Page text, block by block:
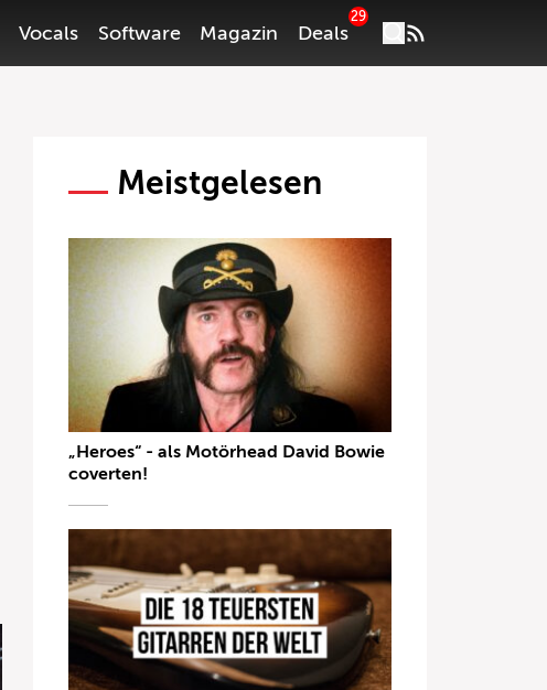
Vocals Software Magazin Deals
29
Meistgelesen
„Heroes“ - als Motörhead David Bowie
coverten!